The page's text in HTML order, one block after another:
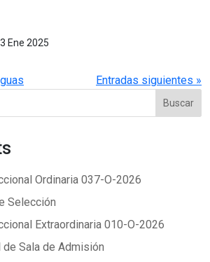
Ene 2025
Entradas siguientes »
Buscar
Ordinaria 037-O-2026
Selección
Extraordinaria 010-O-2026
de Sala de Admisión